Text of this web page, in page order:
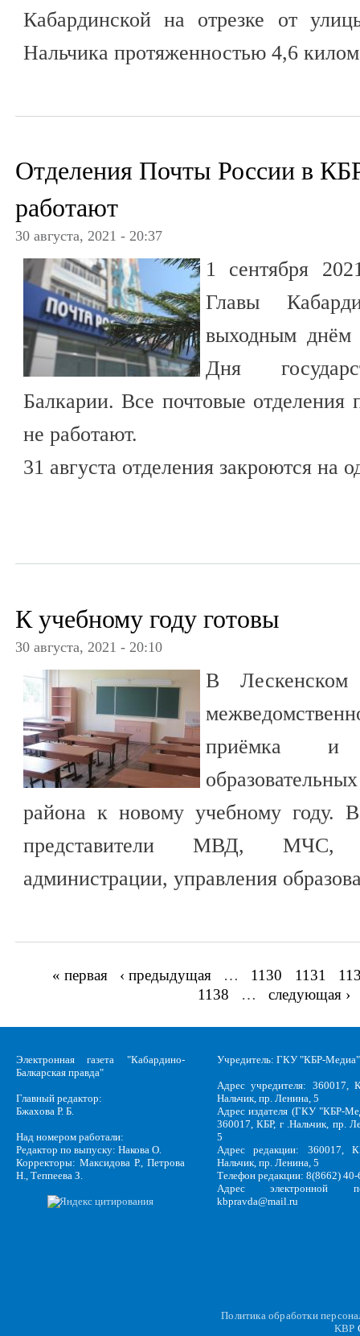
Кабардинской на отрезке от
Нальчика протяженностью 4,6
Отделения Почты России в
работают
30 августа, 2021 - 20:37
1 сентября
Главы
выходным днём
Дня
Балкарии. Все почтовые отделения
не работают.
31 августа отделения закроются на
К учебному году готовы
30 августа, 2021 - 20:10
В Лескенском
приёмка и
района к новому учебному году.
представители МВД, МЧС,
администрации, управления
Страницы
« первая ‹ предыдущая … 1130 1131
1138
… следующая ›
Электронная газета "Кабардино-
Балкарская правда"
Главный редактор:
Бжахова Р. Б.
Над номером работали:
Редактор по выпуску: Накова О.
Корректоры: Максидова Р., Петрова
Н., Теппеева З.
Учредитель: ГКУ "КБР-Медиа"
Адрес учредителя: 360017,
Нальчик, пр. Ленина, 5
Адрес издателя (ГКУ "КБР-
360017, КБР, г .Нальчик, пр.
5
Адрес редакции: 360017,
Нальчик, пр. Ленина, 5
Телефон редакции: 8(8662)
Адрес электронной
kbpravda@mail.ru
Политика обработки
KBP